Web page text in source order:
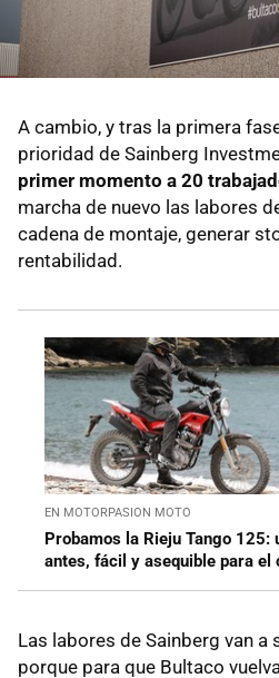
A cambio, y tras la primera
prioridad de Sainberg
primer momento a 20
marcha de nuevo las labores
cadena de montaje, generar
rentabilidad.
EN MOTORPASION MOTO
Probamos la Rieju Tango 125:
antes, fácil y asequible para el
Las labores de Sainberg van a
porque para que Bultaco